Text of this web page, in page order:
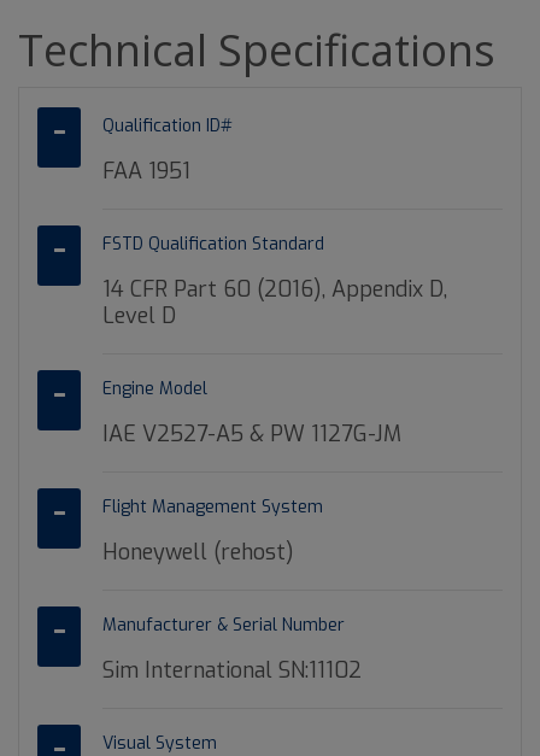
Technical Specifications
Qualification ID#
FAA 1951
FSTD Qualification Standard
14 CFR Part 60 (2016), Appendix D,
Level D
Engine Model
IAE V2527-A5 & PW 1127G-JM
Flight Management System
Honeywell (rehost)
Manufacturer & Serial Number
Sim International SN:11102
Visual System